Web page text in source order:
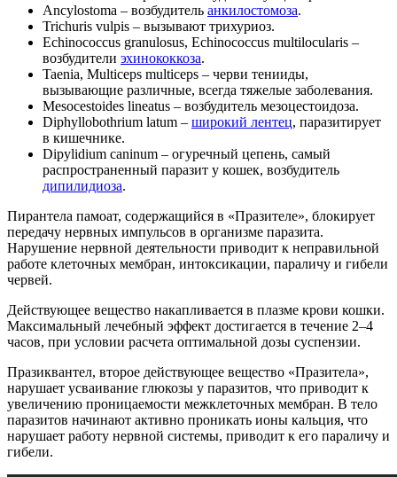
Ancylostoma – возбудитель анкилостомоза.
Trichuris vulpis – вызывают трихуриоз.
Echinococcus granulosus, Echinococcus multilocularis –
возбудители эхинококкоза.
Taenia, Multiceps multiceps – черви тенииды,
вызывающие различные, всегда тяжелые заболевания.
Mesocestoides lineatus – возбудитель мезоцестоидоза.
Diphyllobothrium latum – широкий лентец, паразитирует
в кишечнике.
Dipylidium caninum – огуречный цепень, самый
распространенный паразит у кошек, возбудитель
дипилидиоза.
Пирантела памоат, содержащийся в «Празителе», блокирует
передачу нервных импульсов в организме паразита.
Нарушение нервной деятельности приводит к неправильной
работе клеточных мембран, интоксикации, параличу и гибели
червей.
Действующее вещество накапливается в плазме крови кошки.
Максимальный лечебный эффект достигается в течение 2–4
часов, при условии расчета оптимальной дозы суспензии.
Празиквантел, второе действующее вещество «Празитела»,
нарушает усваивание глюкозы у паразитов, что приводит к
увеличению проницаемости межклеточных мембран. В тело
паразитов начинают активно проникать ионы кальция, что
нарушает работу нервной системы, приводит к его параличу и
гибели.